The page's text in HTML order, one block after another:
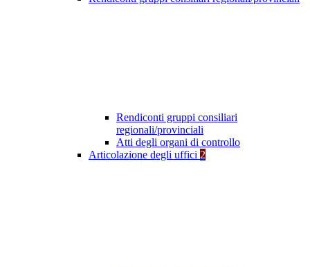
Rendiconti gruppi consiliari
regionali/provinciali
Atti degli organi di controllo
Articolazione degli uffici 2